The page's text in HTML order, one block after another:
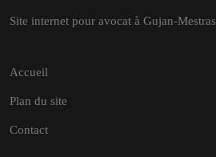
Site internet pour avocat à Gujan-Mestras
Accueil
Plan du site
Contact